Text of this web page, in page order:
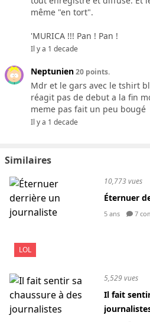
même "en tort".
'MURICA !!! Pan ! Pan !
Il y a 1 decade
Neptunien20 points.
Mdr et le gars avec le tshirt
réagit pas de debut a la fin
meme pas fait un peu bougé
Il y a 1 decade
Similaires
LOL
10,773 vues
Éternuer
5 ans 7
5,529 vues
Il fait